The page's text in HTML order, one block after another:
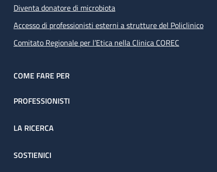
Diventa donatore di microbiota
Accesso di professionisti esterni a strutture del Policlinico
Comitato Regionale per l’Etica nella Clinica COREC
COME FARE PER
PROFESSIONISTI
LA RICERCA
SOSTIENICI